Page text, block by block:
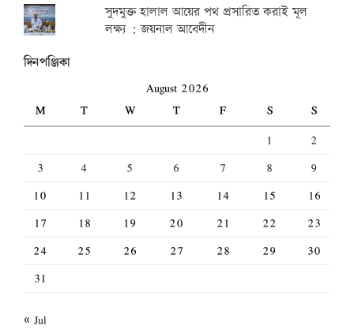
সুদমুক্ত হালাল আয়ের পথ প্রসারিত করাই মূল
লক্ষ্য : জয়নাল আবেদীন
দিনপঞ্জিকা
August 2026
M
T W T F S
S
1
2
3
4 5 6 7 8
9
10
11 12 13 14 15
16
17
18 19 20 21 22
23
24
25 26 27 28 29
30
31
« Jul